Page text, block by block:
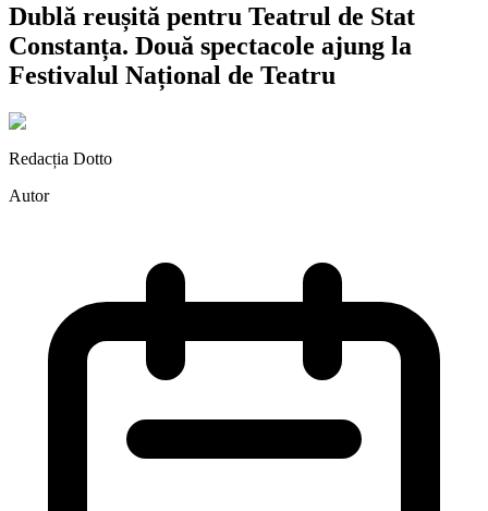
Dublă reușită pentru Teatrul de Stat
Constanța. Două spectacole ajung la
Festivalul Național de Teatru
Redacția Dotto
Autor